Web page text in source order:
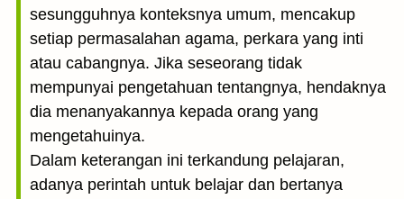
sesungguhnya konteksnya umum, mencakup
setiap permasalahan agama, perkara yang inti
atau cabangnya. Jika seseorang tidak
mempunyai pengetahuan tentangnya, hendaknya
dia menanyakannya kepada orang yang
mengetahuinya.
Dalam keterangan ini terkandung pelajaran,
adanya perintah untuk belajar dan bertanya